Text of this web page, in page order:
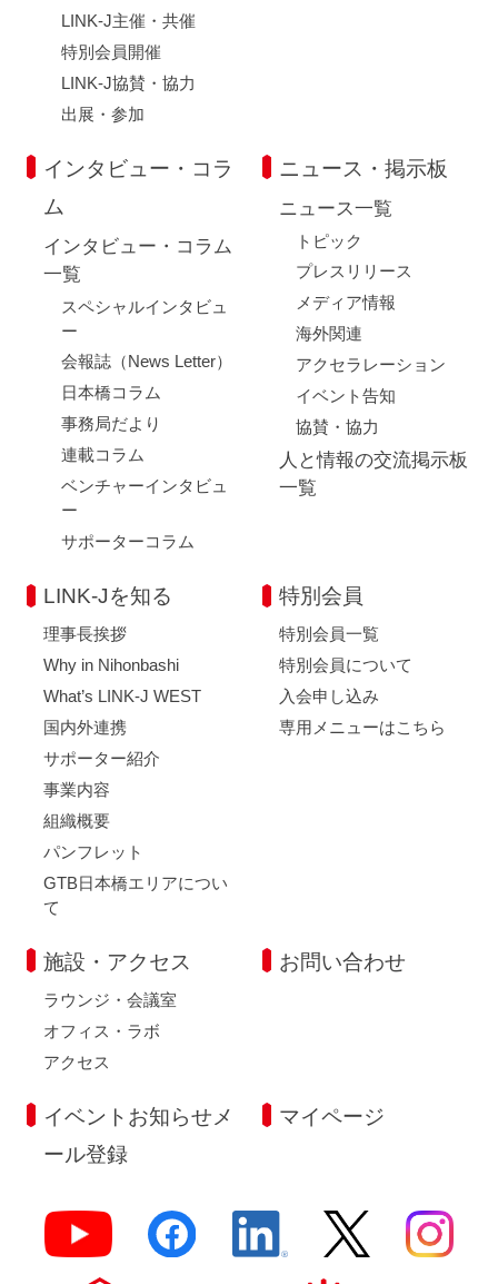
LINK-J主催・共催
特別会員開催
LINK-J協賛・協力
出展・参加
インタビュー・コラ
ム
インタビュー・コラム
一覧
スペシャルインタビュ
ー
会報誌（News Letter）
日本橋コラム
事務局だより
連載コラム
ベンチャーインタビュ
ー
サポーターコラム
ニュース・掲示板
ニュース一覧
トピック
プレスリリース
メディア情報
海外関連
アクセラレーション
イベント告知
協賛・協力
人と情報の交流掲示板
一覧
LINK-Jを知る
理事長挨拶
Why in Nihonbashi
What’s LINK-J WEST
国内外連携
サポーター紹介
事業内容
組織概要
パンフレット
GTB日本橋エリアについ
て
特別会員
特別会員一覧
特別会員について
入会申し込み
専用メニューはこちら
施設・アクセス
ラウンジ・会議室
オフィス・ラボ
アクセス
お問い合わせ
イベントお知らせメ
ール登録
マイページ